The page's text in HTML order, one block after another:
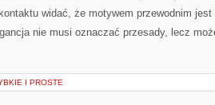
widać, że motywem przewodnim
nie musi oznaczać przesady, lecz
I PROSTE